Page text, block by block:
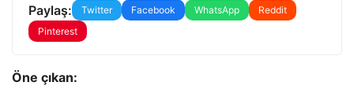
Paylaş: Twitter Facebook WhatsApp
Reddit
Pinterest
Öne çıkan: